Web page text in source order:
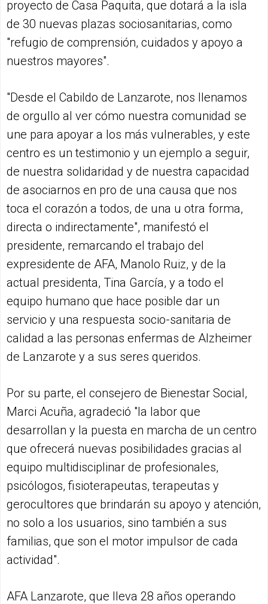
proyecto de Casa Paquita, que dotará a la isla
de 30 nuevas plazas sociosanitarias, como
"refugio de comprensión, cuidados y apoyo a
nuestros mayores".
"Desde el Cabildo de Lanzarote, nos llenamos
de orgullo al ver cómo nuestra comunidad se
une para apoyar a los más vulnerables, y este
centro es un testimonio y un ejemplo a seguir,
de nuestra solidaridad y de nuestra capacidad
de asociarnos en pro de una causa que nos
toca el corazón a todos, de una u otra forma,
directa o indirectamente", manifestó el
presidente, remarcando el trabajo del
expresidente de AFA, Manolo Ruiz, y de la
actual presidenta, Tina García, y a todo el
equipo humano que hace posible dar un
servicio y una respuesta socio-sanitaria de
calidad a las personas enfermas de Alzheimer
de Lanzarote y a sus seres queridos.
Por su parte, el consejero de Bienestar Social,
Marci Acuña, agradeció "la labor que
desarrollan y la puesta en marcha de un centro
que ofrecerá nuevas posibilidades gracias al
equipo multidisciplinar de profesionales,
psicólogos, fisioterapeutas, terapeutas y
gerocultores que brindarán su apoyo y atención,
no solo a los usuarios, sino también a sus
familias, que son el motor impulsor de cada
actividad".
AFA Lanzarote, que lleva 28 años operando